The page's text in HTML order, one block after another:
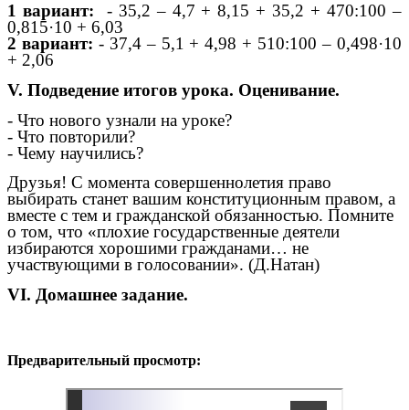
1 вариант:
- 35,2 – 4,7 + 8,15 + 35,2 + 470:100 –
0,815·10 + 6,03
2 вариант: - 37,4 – 5,1 + 4,98 + 510:100 – 0,498·10
+ 2,06
V. Подведение итогов урока. Оценивание.
- Что нового узнали на уроке?
- Что повторили?
- Чему научились?
Друзья! С момента совершеннолетия право
выбирать станет вашим конституционным правом, а
вместе с тем и гражданской обязанностью. Помните
о том, что «плохие государственные деятели
избираются хорошими гражданами… не
участвующими в голосовании». (Д.Натан)
VI. Домашнее задание.
Предварительный просмотр: